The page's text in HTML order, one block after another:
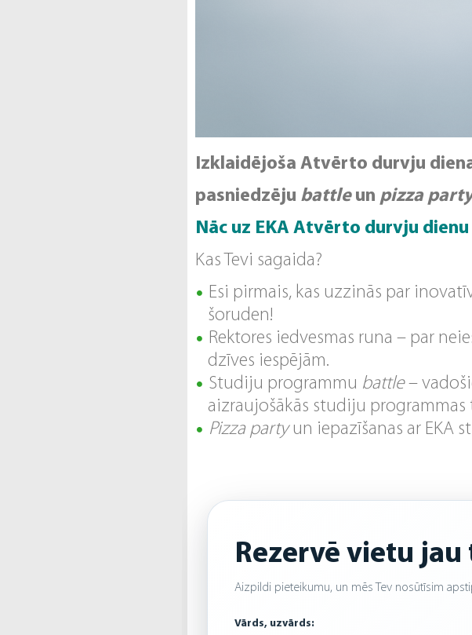
Izklaidējoša Atvērto durvju
pasniedzēju battleun pizza
Nāc uz EKA Atvērto durvju
Kas Tevi sagaida?
Esi pirmais, kas uzzinās par
šoruden!
Rektores iedvesmas runa – par
dzīves iespējām.
Studiju programmu battle–
aizraujošākās studiju
Pizza partyun iepazīšanas ar EKA
Rezervē vietu jau
Aizpildi pieteikumu, un mēs Tev nosūtīsim
Vārds, uzvārds: